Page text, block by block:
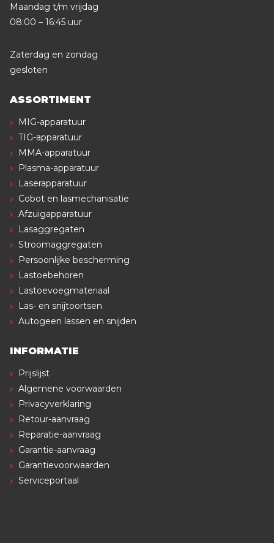
Maandag t/m vrijdag
08:00 – 16:45 uur
Zaterdag en zondag
gesloten
ASSORTIMENT
MIG-apparatuur
TIG-apparatuur
MMA-apparatuur
Plasma-apparatuur
Laserapparatuur
Cobot en lasmechanisatie
Afzuigapparatuur
Lasaggregaten
Stroomaggregaten
Persoonlijke bescherming
Lastoebehoren
Lastoevoegmateriaal
Las- en snijtoortsen
Autogeen lassen en snijden
INFORMATIE
Prijslijst
Algemene voorwaarden
Privacyverklaring
Retour-aanvraag
Reparatie-aanvraag
Garantie-aanvraag
Garantievoorwaarden
Serviceportaal